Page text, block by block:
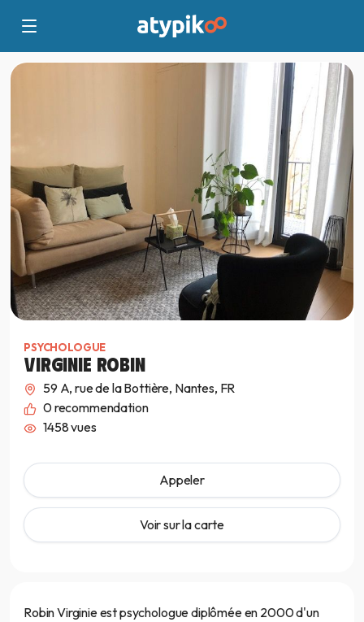
PSYCHOLOGUE
VIRGINIE ROBIN
59 A, rue de la Bottière, Nantes, FR
0recommendation
1458 vues
Appeler
Voir sur la carte
Robin Virginie est psychologue diplômée en 2000 d'un